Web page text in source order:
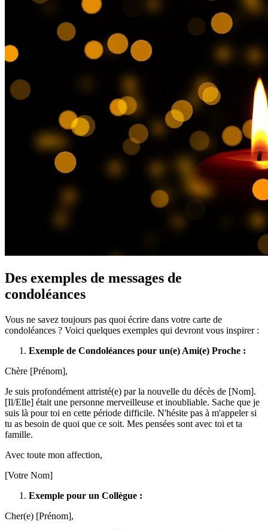
Des exemples de messages de
condoléances
Vous ne savez toujours pas quoi écrire dans votre carte de
condoléances ? Voici quelques exemples qui devront vous inspirer :
Exemple de Condoléances pour un(e) Ami(e) Proche :
Chère [Prénom],
Je suis profondément attristé(e) par la nouvelle du décès de [Nom].
[Il/Elle] était une personne merveilleuse et inoubliable. Sache que je
suis là pour toi en cette période difficile. N'hésite pas à m'appeler si
tu as besoin de quoi que ce soit. Mes pensées sont avec toi et ta
famille.
Avec toute mon affection,
[Votre Nom]
Exemple pour un Collègue :
Cher(e) [Prénom],